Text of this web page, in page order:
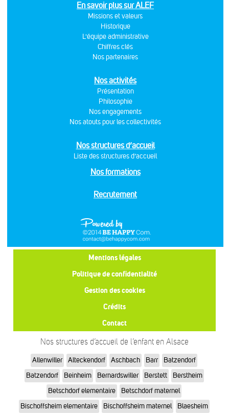
En savoir plus sur ALEF
Missions et valeurs
Historique
L'équipe administrative
Chiffres clés
Nos partenaires
Nos activités
Présentation
Philosophie
Nos engagements
Nos atouts pour les collectivités
Nos structures d’accueil
Liste des structures d’accueil
Nos formations
Recrutement
Mentions légales
Politique de confidentialité
Gestion des cookies
Crédits
Contact
Nos structures d’accueil de l’enfant en Alsace
Allenwiller Alteckendorf Aschbach Barr
Batzendorf
Batzendorf
Beinheim Bernardswiller Berstett
Berstheim
Betschdorf elementaire
Betschdorf maternel
Bischoffsheim elementaire
Bischoffsheim maternel
Blaesheim